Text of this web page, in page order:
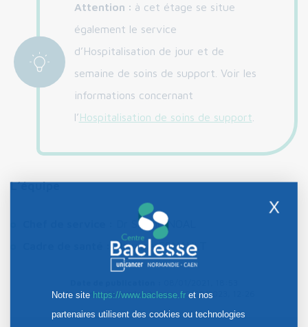
Attention : à cet étage se situe
également le service
d’Hospitalisation de jour et de
semaine de soins de support. Voir les
informations concernant
l’Hospitalisation de soins de support
L’équipe
Dr Sabine NOAL
Maryline ESNAULT
Date de dernière mise à jour :19/05/2023, 12:26
X
Notre site https://www.baclesse.fret nos
partenaires utilisent des cookies ou technologies